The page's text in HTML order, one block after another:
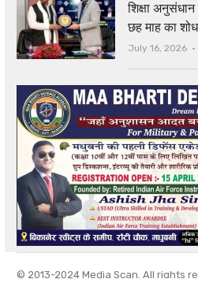
शिक्षा
छह माह का
July 16, 2026
© 2013-2024 Media Scan. All rights